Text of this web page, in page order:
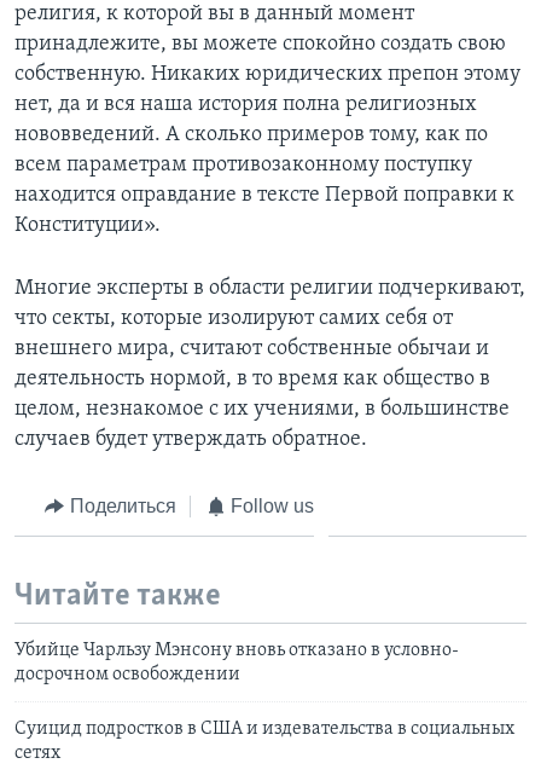
религия, к которой вы в данный момент
принадлежите, вы можете спокойно создать свою
собственную. Никаких юридических препон этому
нет, да и вся наша история полна религиозных
нововведений. А сколько примеров тому, как по
всем параметрам противозаконному поступку
находится оправдание в тексте Первой поправки к
Конституции».
Многие эксперты в области религии подчеркивают,
что секты, которые изолируют самих себя от
внешнего мира, считают собственные обычаи и
деятельность нормой, в то время как общество в
целом, незнакомое с их учениями, в большинстве
случаев будет утверждать обратное.
Поделиться Follow us
Читайте также
Убийце Чарльзу Мэнсону вновь отказано в условно-
досрочном освобождении
Суицид подростков в США и издевательства в социальных
сетях